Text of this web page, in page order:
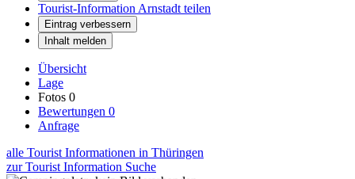
Tourist-Information Arnstadt teilen
Eintrag verbessern
Inhalt melden
Übersicht
Lage
Fotos 0
Bewertungen 0
Anfrage
alle Tourist Informationen in Thüringen
zur Tourist Information Suche